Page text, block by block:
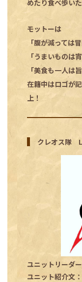
めたり食べ歩い
モットーは
「腹が減っては
「うまいものは
「美食も一人は
在籍中はロゴが
上！
クレオス隊
ユニットリーダ
ユニット紹介文：